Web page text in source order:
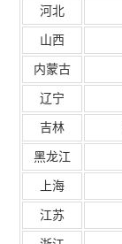
河北
山西
内蒙古
辽宁
吉林
黑龙江
上海
江苏